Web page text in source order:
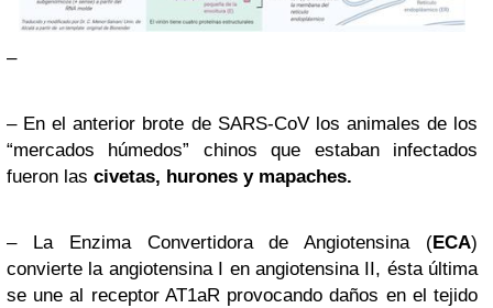
–
– En el anterior brote de SARS-CoV los animales de los
“mercados húmedos” chinos que estaban infectados
fueron las civetas, hurones y mapaches.
– La Enzima Convertidora de Angiotensina (ECA)
convierte la angiotensina I en angiotensina II, ésta última
se une al receptor AT1aR provocando daños en el tejido